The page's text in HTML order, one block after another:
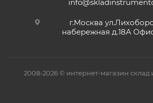
г.Москва
набережная д.18А Офис
2008-2026 © интернет-магазин склад